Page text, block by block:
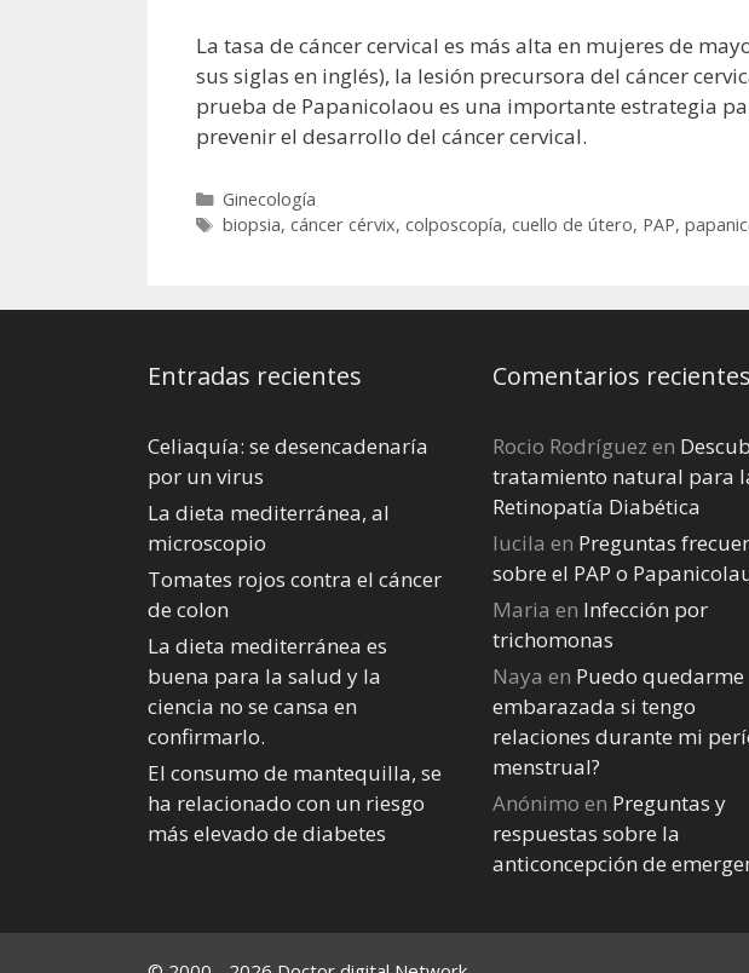
La tasa de cáncer cervical es más alta en mujeres de
sus siglas en inglés), la lesión precursora del cáncer
prueba de Papanicolaou es una importante estrategia
prevenir el desarrollo del cáncer cervical.
Categorías
Ginecología
Etiquetas
biopsia, cáncer cérvix, colposcopía, cuello de útero, PAP,
Entradas recientes
Celiaquía: se desencadenaría
por un virus
La dieta mediterránea, al
microscopio
Tomates rojos contra el cáncer
de colon
La dieta mediterránea es
buena para la salud y la
ciencia no se cansa en
confirmarlo.
El consumo de mantequilla, se
ha relacionado con un riesgo
más elevado de diabetes
Comentarios recientes
Rocio Rodríguez en
tratamiento natural para
Retinopatía Diabética
lucila en Preguntas
sobre el PAP o
Maria en Infección por
trichomonas
Naya en Puedo quedarme
embarazada si tengo
relaciones durante mi
menstrual?
Anónimo en Preguntas y
respuestas sobre la
anticoncepción de